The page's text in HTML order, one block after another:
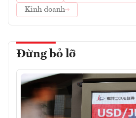
Kinh doanh
Đừng bỏ lỡ